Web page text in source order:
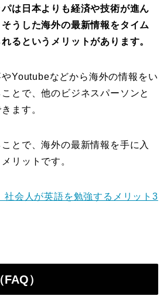
は日本よりも経済や技術が進ん
うした海外の最新情報をタイム
るというメリットがあります。
Youtubeなどから海外の情報をい
とで、他のビジネスパーソンと
ます。
とで、海外の最新情報を手に入
リットです。
社会人が英語を勉強するメリット3
）